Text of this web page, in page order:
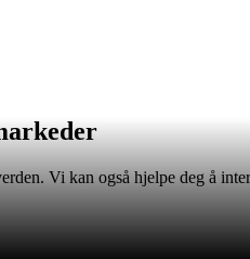
Vi kan også hjelpe deg å